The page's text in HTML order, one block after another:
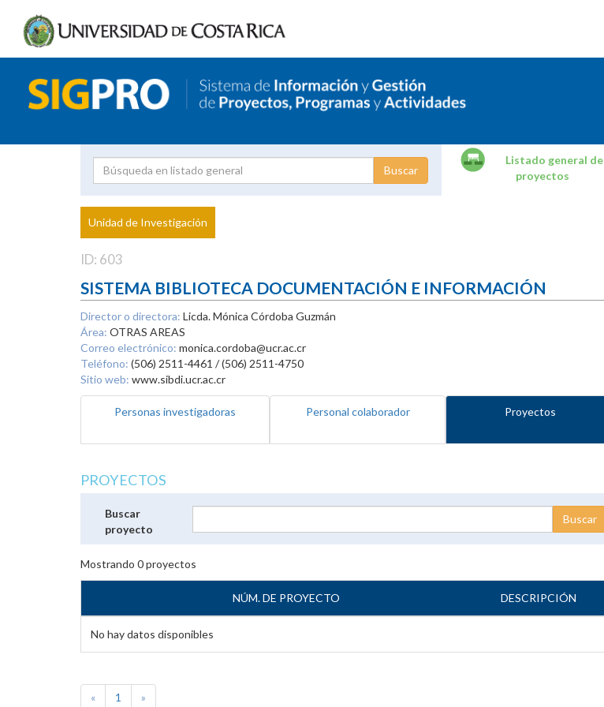
Proyecto
Investigador
Listado general de
proyectos
Unidad de Investigación
ID: 603
SISTEMA BIBLIOTECA DOCUMENTACIÓN E INFORMACIÓN
Director o directora: Licda. Mónica Córdoba Guzmán
Área: OTRAS AREAS
Correo electrónico: monica.cordoba@ucr.ac.cr
Teléfono: (506) 2511-4461 / (506) 2511-4750
Sitio web: www.sibdi.ucr.ac.cr
Personas investigadoras Personal colaborador Proyectos
PROYECTOS
Buscar
proyecto
Mostrando 0proyectos
NÚM. DE PROYECTO DESCRIPCIÓN
No hay datos disponibles
« 1 »